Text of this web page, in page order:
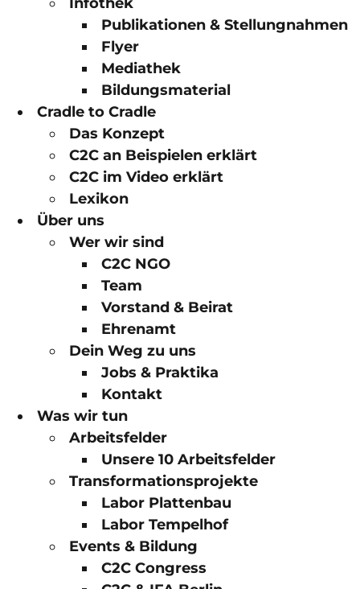
Infothek
Publikationen & Stellungnahmen
Flyer
Mediathek
Bildungsmaterial
Cradle to Cradle
Das Konzept
C2C an Beispielen erklärt
C2C im Video erklärt
Lexikon
Über uns
Wer wir sind
C2C NGO
Team
Vorstand & Beirat
Ehrenamt
Dein Weg zu uns
Jobs & Praktika
Kontakt
Was wir tun
Arbeitsfelder
Unsere 10 Arbeitsfelder
Transformationsprojekte
Labor Plattenbau
Labor Tempelhof
Events & Bildung
C2C Congress